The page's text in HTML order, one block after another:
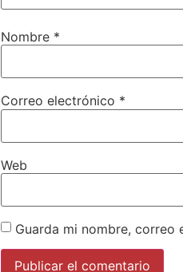
Nombre *
Correo electrónico *
Web
Guarda mi nombre,